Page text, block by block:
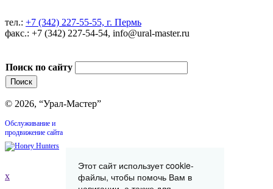
тел.: +7 (342) 227-55-55, г. Пермь
факс.: +7 (342) 227-54-54, info@ural-master.ru
Поиск по сайту
© 2026, “Урал-Мастер”
Обслуживание и
продвижение сайта
x
Этот сайт использует cookie-
файлы, чтобы помочь Вам в